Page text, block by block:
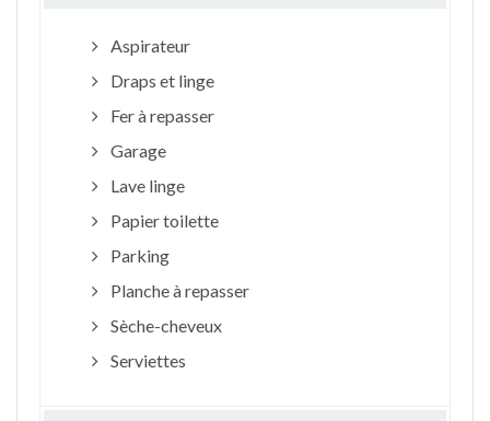
Aspirateur
Draps et linge
Fer à repasser
Garage
Lave linge
Papier toilette
Parking
Planche à repasser
Sèche-cheveux
Serviettes